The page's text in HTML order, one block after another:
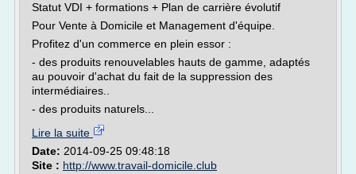
Statut VDI + formations + Plan de carrière évolutif
Pour Vente à Domicile et Management d'équipe.
Profitez d'un commerce en plein essor :
- des produits renouvelables hauts de gamme, adaptés
au pouvoir d'achat du fait de la suppression des
intermédiaires..
- des produits naturels...
Lire la suite
Date: 2014-09-25 09:48:18
Site : http://www.travail-domicile.club